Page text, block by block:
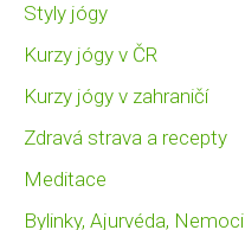
Styly jógy
Kurzy jógy v ČR
Kurzy jógy v zahraničí
Zdravá strava a recepty
Meditace
Bylinky, Ajurvéda, Nemoci